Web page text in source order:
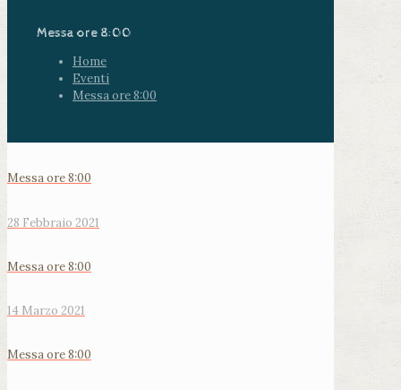
Messa ore 8:00
Home
Eventi
Messa ore 8:00
Messa ore 8:00
28 Febbraio 2021
Messa ore 8:00
14 Marzo 2021
Messa ore 8:00